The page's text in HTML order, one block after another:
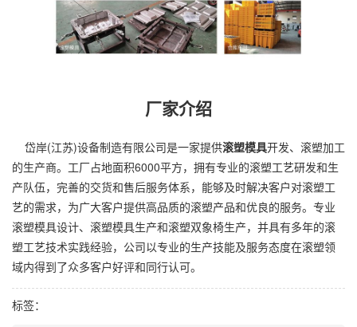
厂家介绍
岱岸(江苏)设备制造有限公司是一家提供滚塑模具开发、 滚塑加工
的生产商。工厂占地面积6000平方，拥有专业的滚塑工艺研发和生
产队伍，完善的交货和售后服务体系，能够及时解决客户对滚塑工
艺的需求，为广大客户提供高品质的滚塑产品和优良的服务。专业
滚塑模具设计、滚塑模具生产和滚塑双象椅生产，并具有多年的滚
塑工艺技术实践经验，公司以专业的生产技能及服务态度在滚塑领
域内得到了众多客户好评和同行认可。
标签：